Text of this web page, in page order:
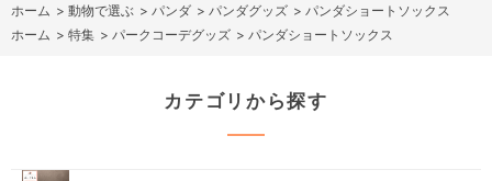
ホーム > 動物で選ぶ > パンダ > パンダグッズ > パンダショートソックス
ホーム > 特集 > パークコーデグッズ > パンダショートソックス
カテゴリから探す